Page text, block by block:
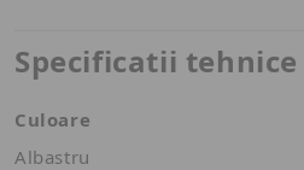
Specificatii tehnice
Culoare
Albastru